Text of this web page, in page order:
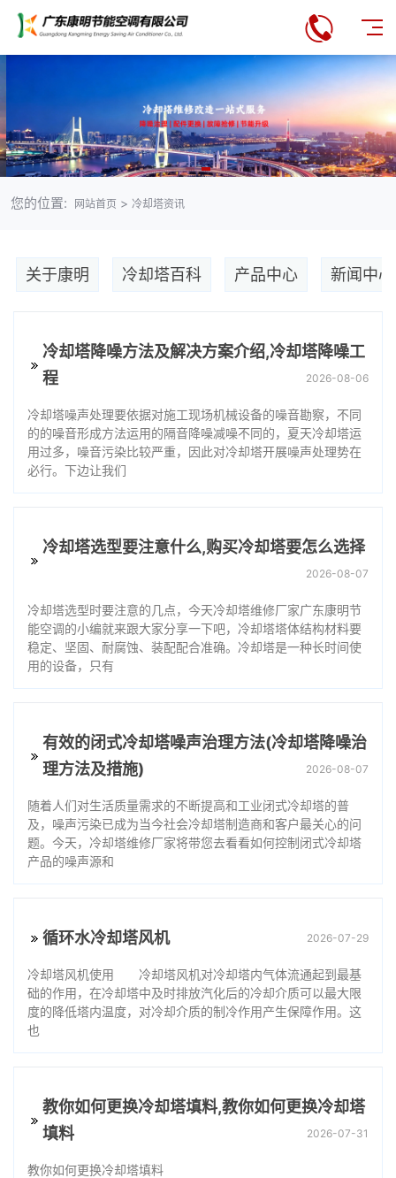
您的位置: 网站首页 > 冷却塔资讯
关于康明 冷却塔百科 产品中心 新闻中心
冷却塔降噪方法及解决方案介绍,冷却塔降噪工
程
2026-08-06
冷却塔噪声处理要依据对施工现场机械设备的噪音勘察，不同
的的噪音形成方法运用的隔音降噪减噪不同的，夏天冷却塔运
用过多，噪音污染比较严重，因此对冷却塔开展噪声处理势在
必行。下边让我们
冷却塔选型要注意什么,购买冷却塔要怎么选择
2026-08-07
冷却塔选型时要注意的几点，今天冷却塔维修厂家广东康明节
能空调的小编就来跟大家分享一下吧，冷却塔塔体结构材料要
稳定、坚固、耐腐蚀、装配配合准确。冷却塔是一种长时间使
用的设备，只有
有效的闭式冷却塔噪声治理方法(冷却塔降噪治
理方法及措施)
2026-08-07
随着人们对生活质量需求的不断提高和工业闭式冷却塔的普
及，噪声污染已成为当今社会冷却塔制造商和客户最关心的问
题。今天，冷却塔维修厂家将带您去看看如何控制闭式冷却塔
产品的噪声源和
循环水冷却塔风机 2026-07-29
冷却塔风机使用 冷却塔风机对冷却塔内气体流通起到最基
础的作用，在冷却塔中及时排放汽化后的冷却介质可以最大限
度的降低塔内温度，对冷却介质的制冷作用产生保障作用。这
也
教你如何更换冷却塔填料,教你如何更换冷却塔
填料
2026-07-31
教你如何更换冷却塔填料